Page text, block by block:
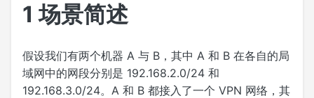
1 场景简述
假设我们有两个机器 A 与 B，其中 A 和 B 在各自的局
域网中的网段分别是 192.168.2.0/24 和
192.168.3.0/24。A 和 B 都接入了一个 VPN 网络，其